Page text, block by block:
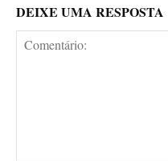
DEIXE UMA RESPOSTA